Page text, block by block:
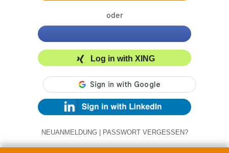
oder
Log in with XING
NEUANMELDUNG | PASSWORT VERGESSEN?